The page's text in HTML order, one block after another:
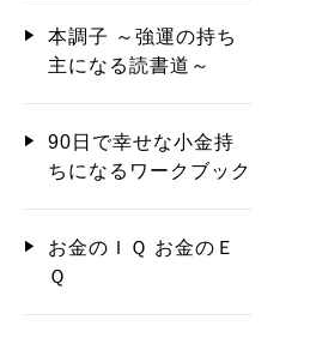
本調子 ～強運の持ち
主になる読書道～
90日で幸せな小金持
ちになるワークブック
お金のＩＱ お金のＥ
Ｑ